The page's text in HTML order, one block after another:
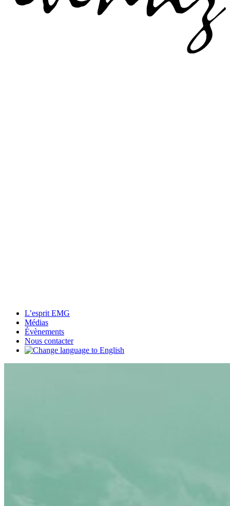
L’esprit EMG
Médias
Évènements
Nous contacter